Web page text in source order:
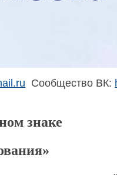
Сообщество ВК:
знаке